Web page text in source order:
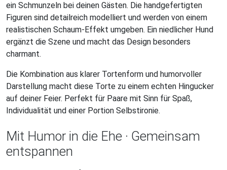
ein Schmunzeln bei deinen Gästen. Die handgefertigten
Figuren sind detailreich modelliert und werden von einem
realistischen Schaum-Effekt umgeben. Ein niedlicher Hund
ergänzt die Szene und macht das Design besonders
charmant.
Die Kombination aus klarer Tortenform und humorvoller
Darstellung macht diese Torte zu einem echten Hingucker
auf deiner Feier. Perfekt für Paare mit Sinn für Spaß,
Individualität und einer Portion Selbstironie.
Mit Humor in die Ehe · Gemeinsam
entspannen